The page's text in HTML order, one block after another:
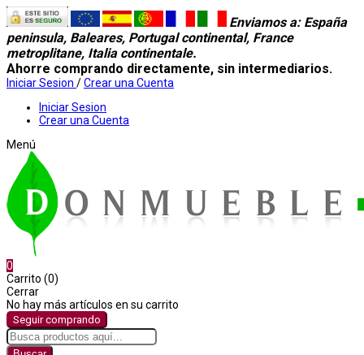
Enviamos a: España
peninsula, Baleares, Portugal continental, France
metroplitane, Italia continentale.
Ahorre comprando directamente, sin intermediarios.
Iniciar Sesion /Crear una Cuenta
Iniciar Sesion
Crear una Cuenta
Menú
0
Carrito (0)
Cerrar
No hay más artículos en su carrito
Seguir comprando